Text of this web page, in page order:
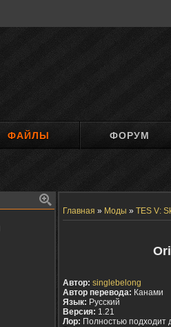
ФАЙЛЫ ФОРУМ
Главная » Моды » TES V:
Автор: singlebelong
Автор перевода: Канами
Язык: Русский
Версия: 1.21
Лор: Полностью подходит